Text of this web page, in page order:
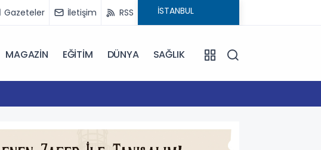
Gazeteler İletişim RSS
MAGAZİN EĞİTİM DÜNYA SAĞLIK